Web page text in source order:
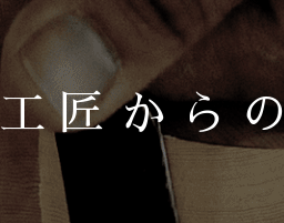
工匠から